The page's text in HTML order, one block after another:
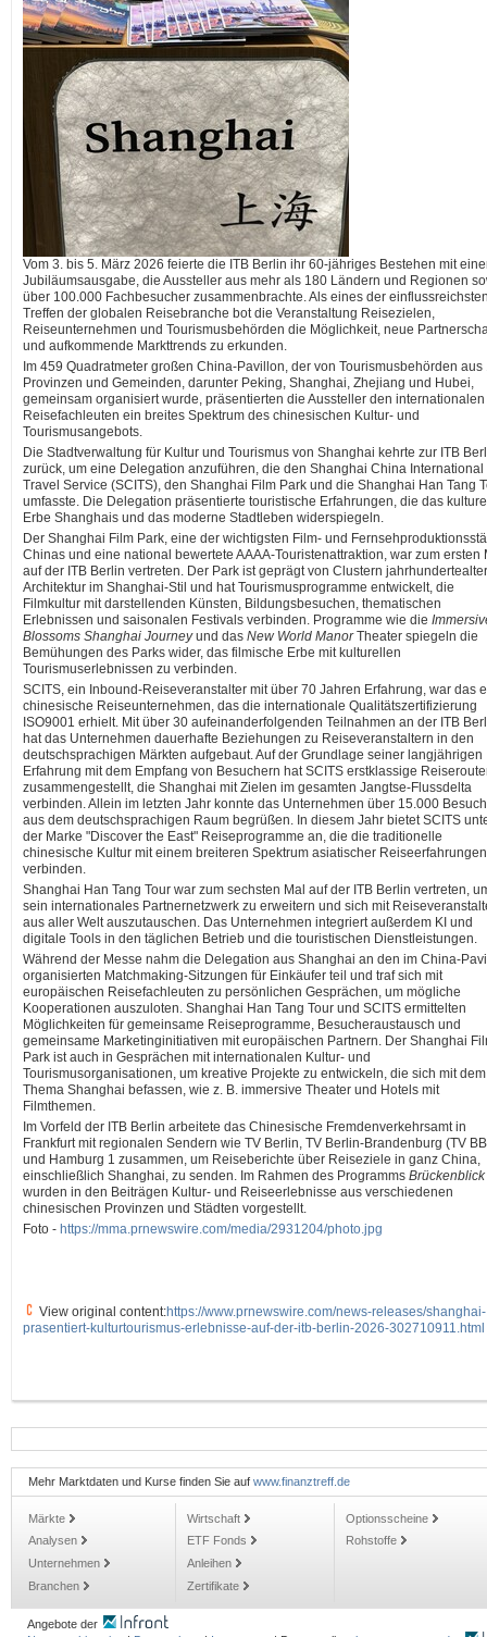
Vom 3. bis 5. März 2026 feierte die ITB Berlin ihr 60-jähriges Bestehen mit
Jubiläumsausgabe, die Aussteller aus mehr als 180 Ländern und Regionen
über 100.000 Fachbesucher zusammenbrachte. Als eines der
Treffen der globalen Reisebranche bot die Veranstaltung Reisezielen,
Reiseunternehmen und Tourismusbehörden die Möglichkeit, neue
und aufkommende Markttrends zu erkunden.
Im 459 Quadratmeter großen China-Pavillon, der von Tourismusbehörden aus
Provinzen und Gemeinden, darunter Peking, Shanghai, Zhejiang und Hubei,
gemeinsam organisiert wurde, präsentierten die Aussteller den internationalen
Reisefachleuten ein breites Spektrum des chinesischen Kultur- und
Tourismusangebots.
Die Stadtverwaltung für Kultur und Tourismus von Shanghai kehrte zur ITB
zurück, um eine Delegation anzuführen, die den Shanghai China International
Travel Service (SCITS), den Shanghai Film Park und die Shanghai Han Tang
umfasste. Die Delegation präsentierte touristische Erfahrungen, die das
Erbe Shanghais und das moderne Stadtleben widerspiegeln.
Der Shanghai Film Park, eine der wichtigsten Film- und
Chinas und eine national bewertete AAAA-Touristenattraktion, war zum ersten
auf der ITB Berlin vertreten. Der Park ist geprägt von Clustern jahrhundertealter
Architektur im Shanghai-Stil und hat Tourismusprogramme entwickelt, die
Filmkultur mit darstellenden Künsten, Bildungsbesuchen, thematischen
Erlebnissen und saisonalen Festivals verbinden. Programme wie die
Blossoms Shanghai Journeyund das New World ManorTheater spiegeln die
Bemühungen des Parks wider, das filmische Erbe mit kulturellen
Tourismuserlebnissen zu verbinden.
SCITS, ein Inbound-Reiseveranstalter mit über 70 Jahren Erfahrung, war das
chinesische Reiseunternehmen, das die internationale Qualitätszertifizierung
ISO9001 erhielt. Mit über 30 aufeinanderfolgenden Teilnahmen an der ITB
hat das Unternehmen dauerhafte Beziehungen zu Reiseveranstaltern in den
deutschsprachigen Märkten aufgebaut. Auf der Grundlage seiner langjährigen
Erfahrung mit dem Empfang von Besuchern hat SCITS erstklassige
zusammengestellt, die Shanghai mit Zielen im gesamten Jangtse-Flussdelta
verbinden. Allein im letzten Jahr konnte das Unternehmen über 15.000
aus dem deutschsprachigen Raum begrüßen. In diesem Jahr bietet SCITS
der Marke "Discover the East" Reiseprogramme an, die die traditionelle
chinesische Kultur mit einem breiteren Spektrum asiatischer Reiseerfahrungen
verbinden.
Shanghai Han Tang Tour war zum sechsten Mal auf der ITB Berlin vertreten,
sein internationales Partnernetzwerk zu erweitern und sich mit
aus aller Welt auszutauschen. Das Unternehmen integriert außerdem KI und
digitale Tools in den täglichen Betrieb und die touristischen Dienstleistungen.
Während der Messe nahm die Delegation aus Shanghai an den im China-
organisierten Matchmaking-Sitzungen für Einkäufer teil und traf sich mit
europäischen Reisefachleuten zu persönlichen Gesprächen, um mögliche
Kooperationen auszuloten. Shanghai Han Tang Tour und SCITS ermittelten
Möglichkeiten für gemeinsame Reiseprogramme, Besucheraustausch und
gemeinsame Marketinginitiativen mit europäischen Partnern. Der Shanghai
Park ist auch in Gesprächen mit internationalen Kultur- und
Tourismusorganisationen, um kreative Projekte zu entwickeln, die sich mit dem
Thema Shanghai befassen, wie z. B. immersive Theater und Hotels mit
Filmthemen.
Im Vorfeld der ITB Berlin arbeitete das Chinesische Fremdenverkehrsamt in
Frankfurt mit regionalen Sendern wie TV Berlin, TV Berlin-Brandenburg (TV
und Hamburg 1 zusammen, um Reiseberichte über Reiseziele in ganz China,
einschließlich Shanghai, zu senden. Im Rahmen des Programms Brückenblick
wurden in den Beiträgen Kultur- und Reiseerlebnisse aus verschiedenen
chinesischen Provinzen und Städten vorgestellt.
Foto - https://mma.prnewswire.com/media/2931204/photo.jpg
View original content:https://www.prnewswire.com/news-releases/shanghai-
prasentiert-kulturtourismus-erlebnisse-auf-der-itb-berlin-2026-302710911.html
Mehr Marktdaten und Kurse finden Sie auf www.finanztreff.de
Märkte
Analysen
Unternehmen
Branchen
Wirtschaft
ETF Fonds
Anleihen
Zertifikate
Optionsscheine
Rohstoffe
Angebote der